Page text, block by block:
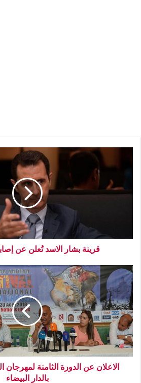
قرينة بشار الاسد تُعلن عن
الاعلان عن الدورة الثامنة
بالدار البيضاء